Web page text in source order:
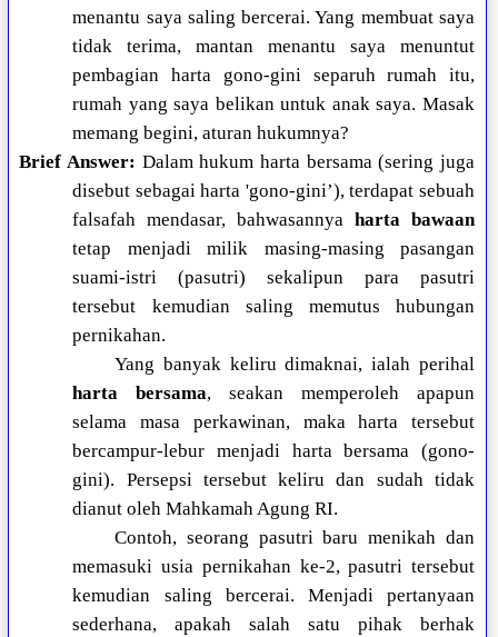
menantu saya saling bercerai. Yang membuat saya
tidak terima, mantan menantu saya menuntut
pembagian harta gono-gini separuh rumah itu,
rumah yang saya belikan untuk anak saya. Masak
memang begini, aturan hukumnya?
Brief Answer: Dalam hukum harta bersama (sering juga
disebut sebagai harta 'gono-gini’), terdapat sebuah
falsafah mendasar, bahwasannyaharta bawaan
tetap menjadi milik masing-masing pasangan
suami-istri (pasutri) sekalipun para pasutri
tersebut kemudian saling memutus hubungan
pernikahan.
Yang banyak keliru dimaknai, ialah perihal
harta bersama, seakan memperoleh apapun
selama masa perkawinan, maka harta tersebut
bercampur-lebur menjadi harta bersama (gono-
gini). Persepsi tersebut keliru dan sudah tidak
dianut oleh Mahkamah Agung RI.
Contoh, seorang pasutri baru menikah dan
memasuki usia pernikahan ke-2, pasutri tersebut
kemudian saling bercerai. Menjadi pertanyaan
sederhana, apakah salah satu pihak berhak